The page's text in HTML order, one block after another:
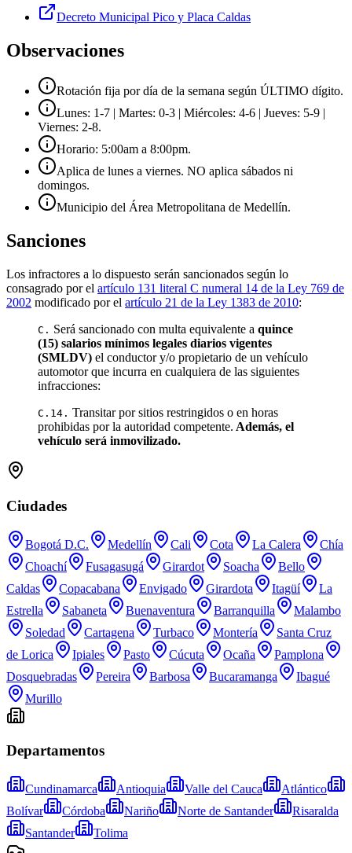
Decreto Municipal Pico y Placa Caldas
Observaciones
Rotación fija por día de la semana según ÚLTIMO dígito.
Lunes: 1-7 | Martes: 0-3 | Miércoles: 4-6 | Jueves: 5-9 |
Viernes: 2-8.
Horario: 5:00am a 8:00pm.
Aplica de lunes a viernes. NO aplica sábados ni
domingos.
Municipio del Área Metropolitana de Medellín.
Sanciones
Los infractores a lo dispuesto serán sancionados según lo
consagrado por el artículo 131 literal C numeral 14 de la Ley 769 de
2002 modificado por el artículo 21 de la Ley 1383 de 2010:
C. Será sancionado con multa equivalente a quince
(15) salarios mínimos legales diarios vigentes
(SMLDV) el conductor y/o propietario de un vehículo
automotor que incurra en cualquiera de las siguientes
infracciones:
C.14. Transitar por sitios restringidos o en horas
prohibidas por la autoridad competente. Además, el
vehículo será inmovilizado.
Ciudades
Bogotá D.C. Medellín Cali Cota La Calera
Chía
Choachí
Fusagasugá Girardot Soacha
Bello
Caldas
Copacabana Envigado Girardota Itagüí
La
Estrella
Sabaneta Buenaventura Barranquilla
Malambo
Soledad
Cartagena Turbaco Montería
Santa Cruz
de Lorica
Ipiales Pasto Cúcuta Ocaña
Pamplona
Dosquebradas
Pereira Barbosa Bucaramanga
Ibagué
Murillo
Departamentos
Cundinamarca Antioquia Valle del Cauca
Atlántico
Bolívar
Córdoba Nariño Norte de Santander
Risaralda
Santander
Tolima